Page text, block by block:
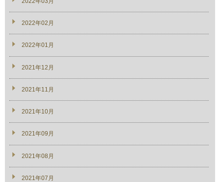
2022年02月
2022年01月
2021年12月
2021年11月
2021年10月
2021年09月
2021年08月
2021年07月